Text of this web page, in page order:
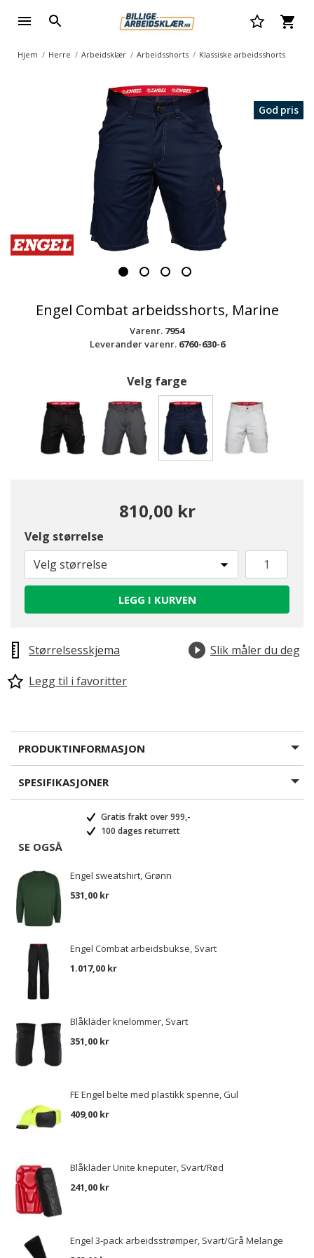
Hjem Herre Arbeidsklær Arbeidsshorts Klassiske arbeidsshorts
God pris
Engel Combat arbeidsshorts, Marine
Varenr. 7954
Leverandør varenr. 6760-630-6
Velg farge
810,00 kr
Velg størrelse
Velg størrelse
LEGG I KURVEN
Størrelsesskjema
Slik måler du deg
Legg til i favoritter
PRODUKTINFORMASJON
SPESIFIKASJONER
Gratis frakt over 999,-
100 dages returrett
SE OGSÅ
Engel sweatshirt, Grønn
531,00 kr
Engel Combat arbeidsbukse, Svart
1.017,00 kr
Blåkläder knelommer, Svart
351,00 kr
FE Engel belte med plastikk spenne, Gul
409,00 kr
Blåkläder Unite kneputer, Svart/Rød
241,00 kr
Engel 3-pack arbeidsstrømper, Svart/Grå Melange